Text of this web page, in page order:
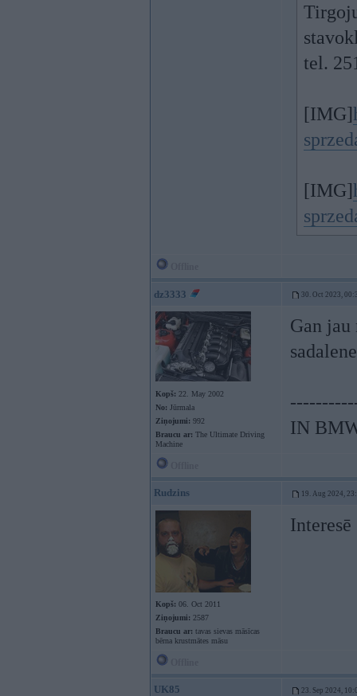
tel.
[IMG]
[IMG]
dz3333 30. Oct 2023,
Kopš: 22. May 2002
No: Jūrmala
Ziņojumi: 992
Braucu ar: The Ultimate Driving
Machine
Gan
IN
Rudzins 19. Aug 2024,
Kopš: 06. Oct 2011
Ziņojumi: 2587
Braucu ar: tavas sievas māsīcas
bērna krustmātes māsu
Interesē
UK85 23. Sep 2024,